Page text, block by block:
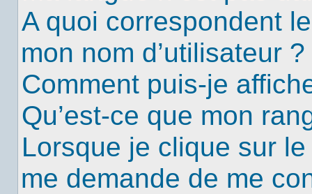
A quoi correspondent
mon nom d’utilisateur ?
Comment puis-je
Qu’est-ce que mon
Lorsque je clique sur
me demande de me